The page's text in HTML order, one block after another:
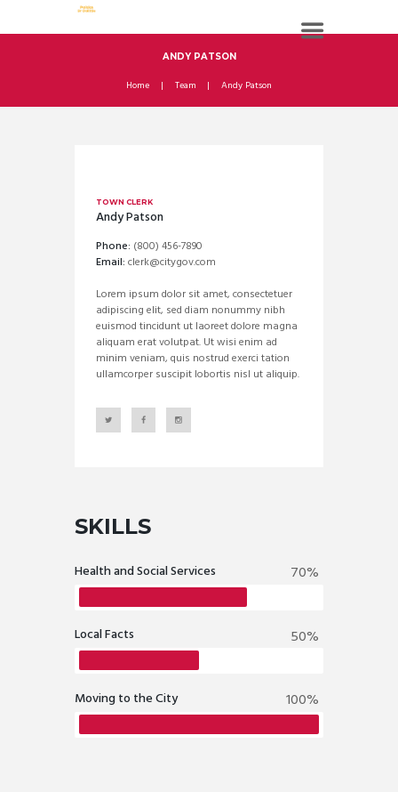
ANDY PATSON
Home Team Andy Patson
TOWN CLERK
Andy Patson
Phone: (800) 456-7890
Email: clerk@citygov.com
Lorem ipsum dolor sit amet, consectetuer
adipiscing elit, sed diam nonummy nibh
euismod tincidunt ut laoreet dolore magna
aliquam erat volutpat. Ut wisi enim ad
minim veniam, quis nostrud exerci tation
ullamcorper suscipit lobortis nisl ut aliquip.
SKILLS
Health and Social Services 70%
Local Facts 50%
Moving to the City 100%